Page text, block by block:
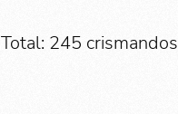
Total: 245 crismandos